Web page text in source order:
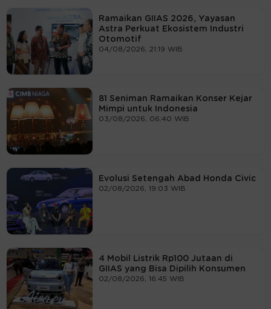
Ramaikan GIIAS 2026, Yayasan
Astra Perkuat Ekosistem Industri
Otomotif
04/08/2026, 21:19 WIB
81 Seniman Ramaikan Konser Kejar
Mimpi untuk Indonesia
03/08/2026, 06:40 WIB
Evolusi Setengah Abad Honda Civic
02/08/2026, 19:03 WIB
4 Mobil Listrik Rp100 Jutaan di
GIIAS yang Bisa Dipilih Konsumen
02/08/2026, 16:45 WIB